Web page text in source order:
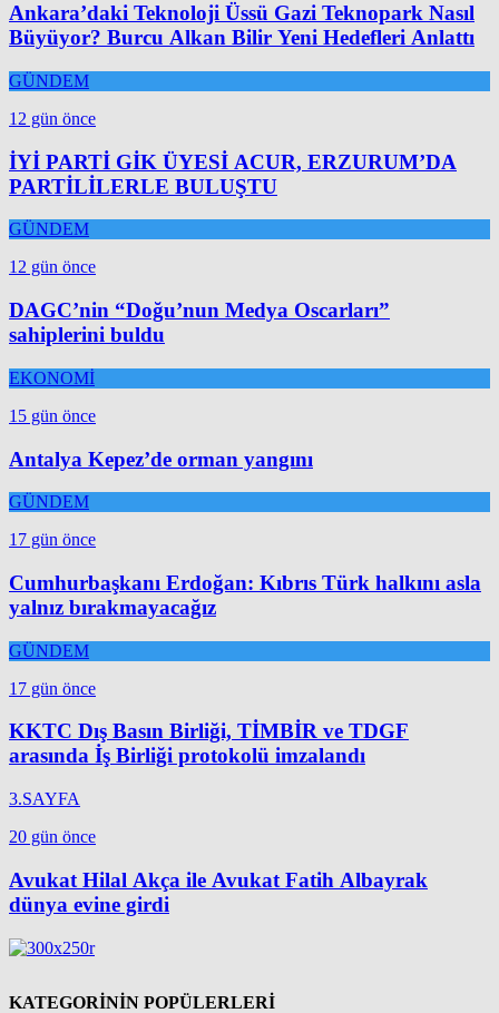
Ankara’daki Teknoloji Üssü Gazi Teknopark Nasıl
Büyüyor? Burcu Alkan Bilir Yeni Hedefleri Anlattı
GÜNDEM
12 gün önce
İYİ PARTİ GİK ÜYESİ ACUR, ERZURUM’DA
PARTİLİLERLE BULUŞTU
GÜNDEM
12 gün önce
DAGC’nin “Doğu’nun Medya Oscarları”
sahiplerini buldu
EKONOMİ
15 gün önce
Antalya Kepez’de orman yangını
GÜNDEM
17 gün önce
Cumhurbaşkanı Erdoğan: Kıbrıs Türk halkını asla
yalnız bırakmayacağız
GÜNDEM
17 gün önce
KKTC Dış Basın Birliği, TİMBİR ve TDGF
arasında İş Birliği protokolü imzalandı
3.SAYFA
20 gün önce
Avukat Hilal Akça ile Avukat Fatih Albayrak
dünya evine girdi
KATEGORİNİN POPÜLERLERİ